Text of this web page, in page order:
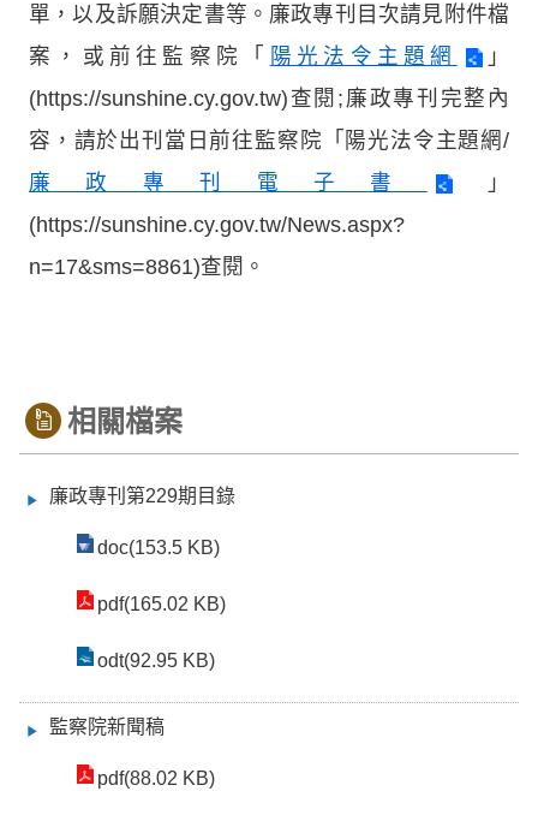
單，以及訴願決定書等。廉政專刊目次請見附件檔
案，或前往監察院「
陽光法令主題網
」
(https://sunshine.cy.gov.tw)查閱;廉政專刊完整內
容，請於出刊當日前往監察院「陽光法令主題網/
廉政專刊電子書
」
(https://sunshine.cy.gov.tw/News.aspx?
n=17&sms=8861)查閱。
相關檔案
廉政專刊第229期目錄
doc(153.5 KB)
pdf(165.02 KB)
odt(92.95 KB)
監察院新聞稿
pdf(88.02 KB)